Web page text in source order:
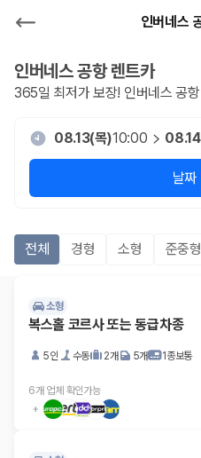
인버네스
인버네스 공항렌트카
365일 최저가 보장! 인버네스 공항
08.13(목)10:00
날짜
전체 경형 소형 준중형
소형
복스홀 코르사 또는 동급차종
5인 수동 2개 5개 1종보통
6개 업체 확인가능